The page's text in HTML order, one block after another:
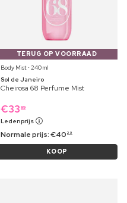
TERUG OP VOORRAAD
Body Mist ⋅ 240 ml
Sol de Janeiro
Cheirosa 68 Perfume Mist
€33 99
Ledenprijs
Normale prijs:€40 29
KOOP